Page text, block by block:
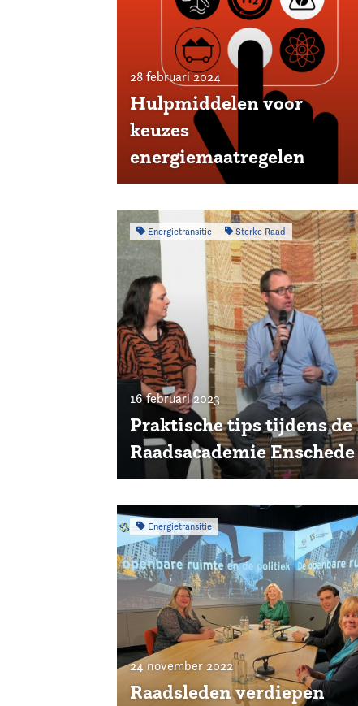
28 februari 2024
Hulpmiddelen voor
keuzes
energiemaatregelen
Energietransitie Sterke Raad
16 februari 2023
Praktische tips tijdens de
Raadsacademie Enschede
Energietransitie
24 november 2022
Raadsleden verdiepen